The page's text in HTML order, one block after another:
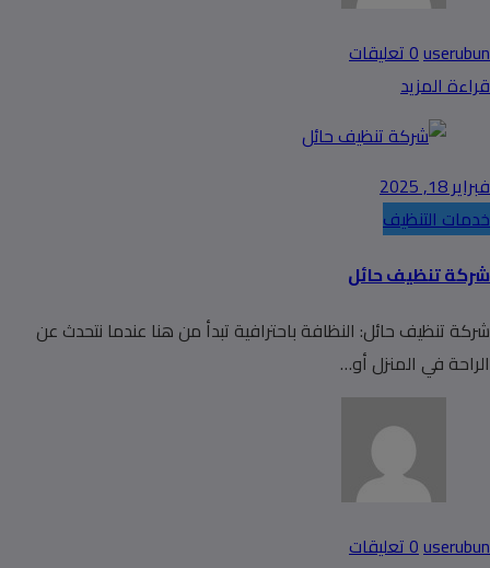
userubun0 تعليقات
قراءة المزيد
فبراير 18, 2025
خدمات التنظيف
شركة تنظيف حائل
شركة تنظيف حائل: النظافة باحترافية تبدأ من هنا عندما نتحدث عن
الراحة في المنزل أو…
userubun0 تعليقات